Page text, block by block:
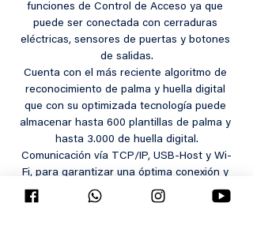
funciones de Control de Acceso ya que
puede ser conectada con cerraduras
eléctricas, sensores de puertas y botones
de salidas.
Cuenta con el más reciente algoritmo de
reconocimiento de palma y huella digital
que con su optimizada tecnología puede
almacenar hasta 600 plantillas de palma y
hasta 3.000 de huella digital.
Comunicación vía TCP/IP, USB-Host y Wi-
Fi, para garantizar una óptima conexión y
transferencia de datos. Además...